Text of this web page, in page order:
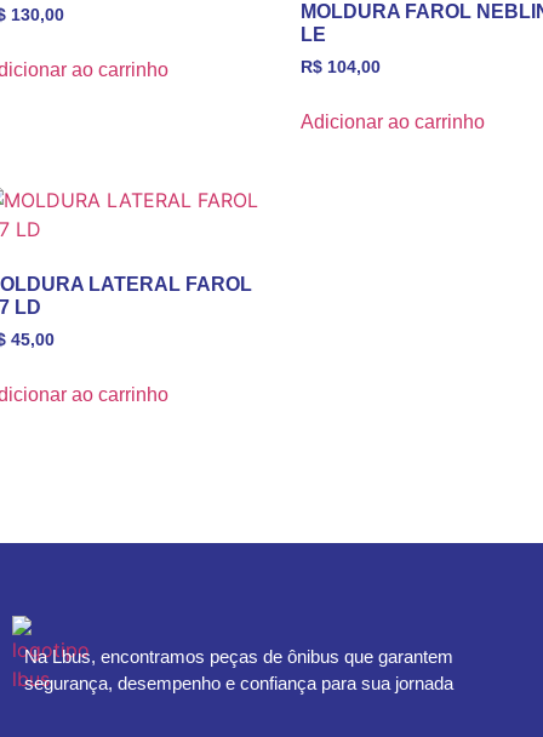
130,00
ao carrinho
MOLDURA FAROL
LE
R$104,00
Adicionar ao carrinho
LATERAL FAROL
LD
45,00
ao carrinho
Na Lbus, encontramos peças de ônibus que garantem
segurança, desempenho e confiança para sua jornada